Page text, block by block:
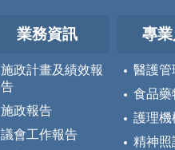
業務資訊
施政計畫及績效報
告
施政報告
議會工作報告
專
醫護管
食品藥
護理機
精神照